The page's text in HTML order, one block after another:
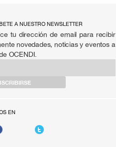
A NUESTRO NEWSLETTER
tu dirección de email para recibir
novedades, noticias y eventos a
OCENDI.
EN